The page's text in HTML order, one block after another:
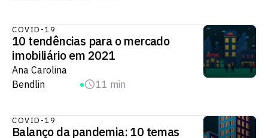
COVID-19
10 tendências para o mercado
imobiliário em 2021
Ana Carolina
Bendlin
11 min
COVID-19
Balanço da pandemia: 10 temas